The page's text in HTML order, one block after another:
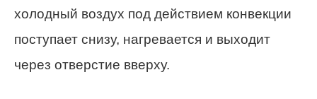
холодный воздух под действием конвекции
поступает снизу, нагревается и выходит
через отверстие вверху.